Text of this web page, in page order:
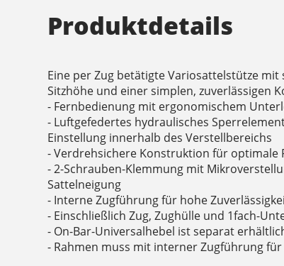
Produktdetails
Eine per Zug betätigte Variosattelstütze
Sitzhöhe und einer simplen, zuverlässigen
- Fernbedienung mit ergonomischem
- Luftgefedertes hydraulisches
Einstellung innerhalb des Verstellbereichs
- Verdrehsichere Konstruktion für optimale
- 2-Schrauben-Klemmung mit
Sattelneigung
- Interne Zugführung für hohe
- Einschließlich Zug, Zughülle und 1fach-
- On-Bar-Universalhebel ist separat
- Rahmen muss mit interner Zugführung